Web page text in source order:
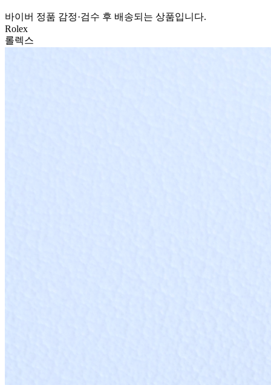
바이버 정품 감정·검수 후 배송되는 상품입니다.
Rolex
롤렉스